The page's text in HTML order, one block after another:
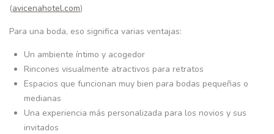
(avicenahotel.com)
Para una boda, eso significa varias ventajas:
Un ambiente íntimo y acogedor
Rincones visualmente atractivos para retratos
Espacios que funcionan muy bien para bodas pequeñas o
medianas
Una experiencia más personalizada para los novios y sus
invitados